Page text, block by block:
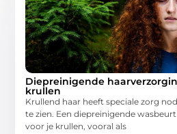
Diepreinigende
krullen
Krullend haar heeft speciale zorg
te zien. Een diepreinigende
voor je krullen, vooral als